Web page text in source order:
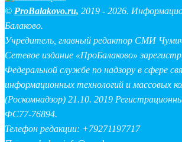
© ProBalakovo.ru, 2019 - 2026.
Балаково.
Учредитель, главный редактор СМИ
Сетевое издание «ПроБалаково»
Федеральной службе по надзору в сфере
информационных технологий и массовых
(Роскомнадзор) 21.10. 2019
ФС77-76894.
Телефон редакции: +79271197717